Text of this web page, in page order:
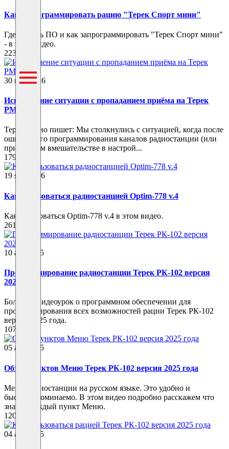
Как запрограммировать рацию "Терек Спорт мини"
Где скачать ПО и как запрограммировать "Терек Спорт мини"
- в этом видео.
223
30 мар 2026
Исправление ситуации с пропаданием приёма на Терек
РМ-302
Терек-Радио пишет: Мы столкнулись с ситуацией, когда после
ошибочного программирования каналов радиостанции (или
при ручном вмешательстве в настрой...
179
19 янв 2026
Как пользоваться радиостанцией Optim-778 v.4
Как пользоваться Optim-778 v.4 в этом видео.
261
10 авг 2025
Программирование радиостанции Терек РК-102 версия
2025 года
Большой видеоурок о программном обеспечении для
программирования всех возможностей рации Терек РК-102
версии 2025 года.
107
05 авг 2025
Обзор пунктов Меню Терек РК-102 версия 2025 года
Меню радиостанции на русском языке. Это удобно и
быстрозапоминаемо. В этом видео подробно расскажем что
значит каждый пункт Меню.
120
04 авг 2025